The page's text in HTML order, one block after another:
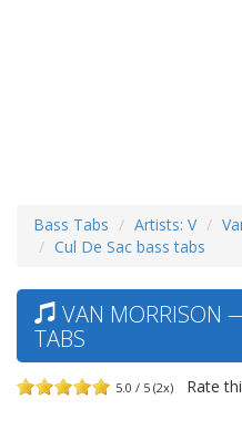
Bass Tabs Artists: V
Cul De Sac bass tabs
VAN MORRISON
TABS
5.0 / 5 (2x) Rate